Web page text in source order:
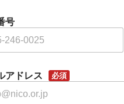
号
アドレス 必須